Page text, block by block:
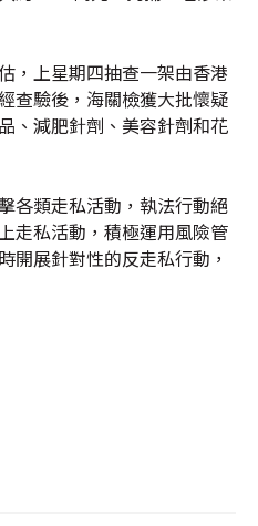
，上星期四抽查一架由香港
查驗後，海關檢獲大批懷疑
、減肥針劑、美容針劑和花
各類走私活動，執法行動絕
走私活動，積極運用風險管
開展針對性的反走私行動，